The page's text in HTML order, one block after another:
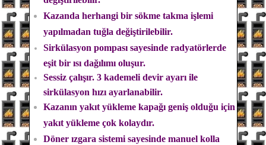
Kazanda herhangi bir sökme takma işlemi
yapılmadan tuğla değiştirilebilir.
Sirkülasyon pompası sayesinde radyatörlerde
eşit bir ısı dağılımı oluşur.
Sessiz çalışır. 3 kademeli devir ayarı ile
sirkülasyon hızı ayarlanabilir.
Kazanın yakıt yükleme kapağı geniş olduğu için
yakıt yükleme çok kolaydır.
Döner ızgara sistemi sayesinde manuel kolla